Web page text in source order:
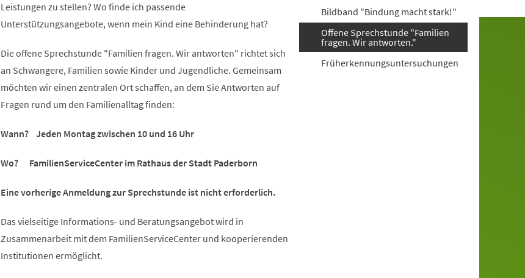
Leistungen zu stellen? Wo finde ich passende
Unterstützungsangebote, wenn mein Kind eine Behinderung hat?
Die offene Sprechstunde "Familien fragen. Wir antworten" richtet sich
an Schwangere, Familien sowie Kinder und Jugendliche. Gemeinsam
möchten wir einen zentralen Ort schaffen, an dem Sie Antworten auf
Fragen rund um den Familienalltag finden:
Wann? Jeden Montag zwischen 10 und 16 Uhr
Wo? FamilienServiceCenter im Rathaus der Stadt Paderborn
Eine vorherige Anmeldung zur Sprechstunde ist nicht erforderlich.
Das vielseitige Informations- und Beratungsangebot wird in
Zusammenarbeit mit dem FamilienServiceCenter und kooperierenden
Institutionen ermöglicht.
Bildband "Bindung macht stark!"
Offene Sprechstunde "Familien
fragen. Wir antworten."
Früherkennungsuntersuchungen